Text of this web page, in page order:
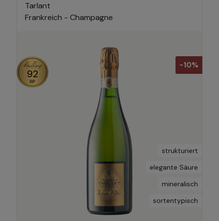
Tarlant
Frankreich - Champagne
-10%
92
strukturiert
elegante Säure
mineralisch
sortentypisch